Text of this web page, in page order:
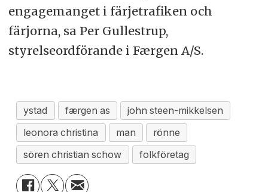
engagemanget i färjetrafiken och
färjorna, sa Per Gullestrup,
styrelseordförande i Færgen A/S.
ystad færgen as
john steen-mikkelsen
leonora christina
man
rönne
sören christian schow
folkföretag